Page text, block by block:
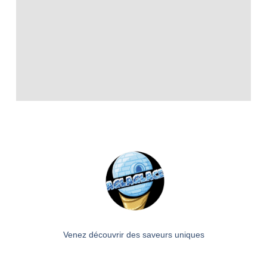
Venez découvrir des saveurs uniques